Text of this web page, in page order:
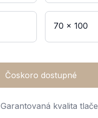
70 x 100
Čoskoro dostupné
Garantovaná kvalita tlače